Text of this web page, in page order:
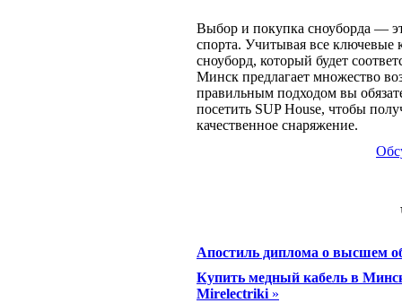
Выбор и покупка сноуборда —
спорта. Учитывая все
сноуборд, который будет
Минск предлагает множество
правильным подходом вы
посетить SUP House, чтобы
качественное снаряжение.
Апостиль диплома о высшем
Купить медный кабель в
Mirelectriki »